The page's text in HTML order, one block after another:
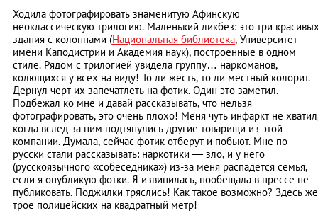
Ходила фотографировать знаменитую Афинскую
неоклассическую трилогию. Маленький ликбез: это три
здания с колоннами (Национальная библиотека, Университет
имени Каподистрии и Академия наук), построенные в одном
стиле. Рядом с трилогией увидела группу… наркоманов,
колющихся у всех на виду! То ли жесть, то ли местный колорит.
Дернул черт их запечатлеть на фотик. Один это заметил.
Подбежал ко мне и давай рассказывать, что нельзя
фотографировать, это очень плохо! Меня чуть инфаркт не
когда вслед за ним подтянулись другие товарищи из этой
компании. Думала, сейчас фотик отберут и побьют. Мне по-
русски стали рассказывать: наркотики — зло, и у него
(русскоязычного «собеседника») из-за меня распадется семья,
если я опубликую фотки. Я извинилась, пообещала в прессе не
публиковать. Поджилки тряслись! Как такое возможно? Здесь же
трое полицейских на квадратный метр!